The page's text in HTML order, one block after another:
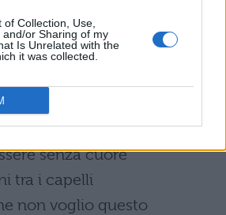
Collection, Use,
and/or Sharing of my
Is Unrelated with the
it was collected.
pazzo
volta che ti chiamo tesoro
tocchi il mio corpo
già strappato il cuore
me, non mi interessa
senza cuore
tra i capelli
non voglio questo